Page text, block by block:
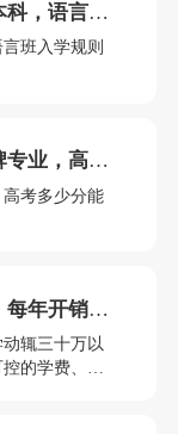
，语言班
班入学规则
业，高考
考多少分能
年开销明
辄三十万以
的学费、宽